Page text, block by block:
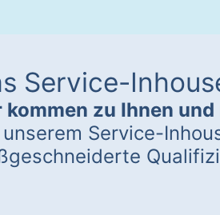
Service-
kommen zu Ihnen
Service-